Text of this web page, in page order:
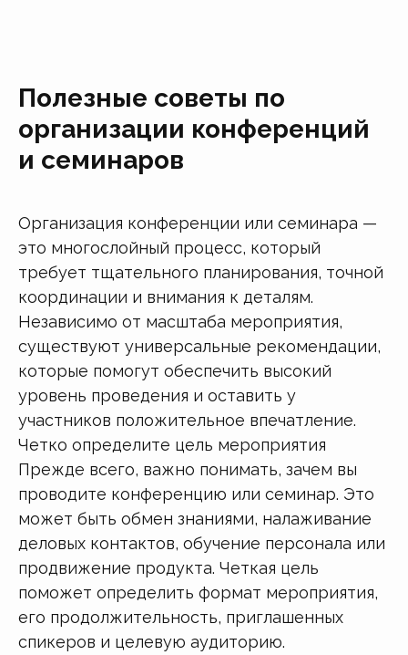
Полезные советы по
организации конференций
и семинаров
Организация конференции или семинара —
это многослойный процесс, который
требует тщательного планирования, точной
координации и внимания к деталям.
Независимо от масштаба мероприятия,
существуют универсальные рекомендации,
которые помогут обеспечить высокий
уровень проведения и оставить у
участников положительное впечатление.
Четко определите цель мероприятия
Прежде всего, важно понимать, зачем вы
проводите конференцию или семинар. Это
может быть обмен знаниями, налаживание
деловых контактов, обучение персонала или
продвижение продукта. Четкая цель
поможет определить формат мероприятия,
его продолжительность, приглашенных
спикеров и целевую аудиторию.